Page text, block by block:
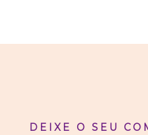
DEIXE O SEU